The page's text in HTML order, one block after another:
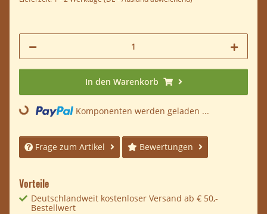
In den Warenkorb
Loading... Komponenten werden geladen ...
Frage zum Artikel Bewertungen
Vorteile
Deutschlandweit kostenloser Versand ab € 50,-
Bestellwert